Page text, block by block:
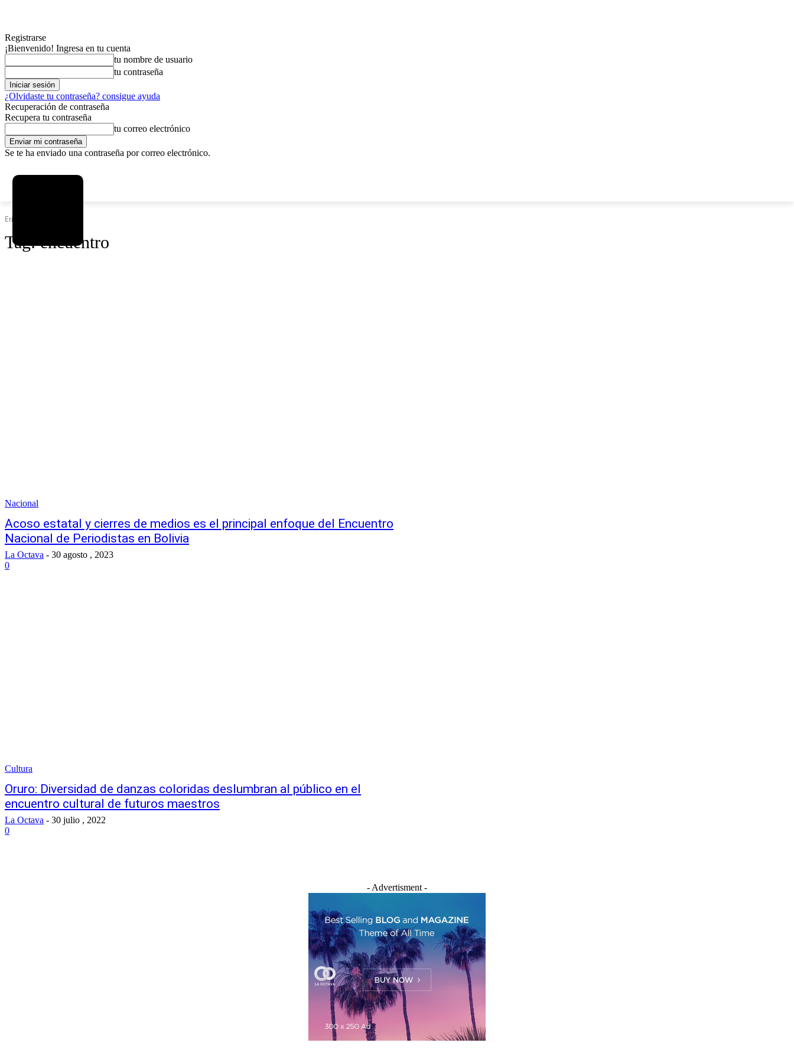
Registrarse
¡Bienvenido! Ingresa en tu cuenta
tu nombre de usuario
tu contraseña
¿Olvidaste tu contraseña? consigue ayuda
Recuperación de contraseña
Recupera tu contraseña
tu correo electrónico
Se te ha enviado una contraseña por correo electrónico.
Etiquetas
Tag:encuentro
Nacional
Acoso estatal y cierres de medios es el principal enfoque del Encuentro
Nacional de Periodistas en Bolivia
La Octava - 30 agosto , 2023
0
Cultura
Oruro: Diversidad de danzas coloridas deslumbran al público en el
encuentro cultural de futuros maestros
La Octava - 30 julio , 2022
0
- Advertisment -